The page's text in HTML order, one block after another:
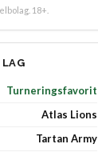
18+.
LAG
Turneringsfavorit
Atlas Lions
Tartan Army